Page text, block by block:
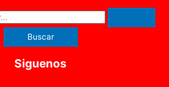
Siguenos